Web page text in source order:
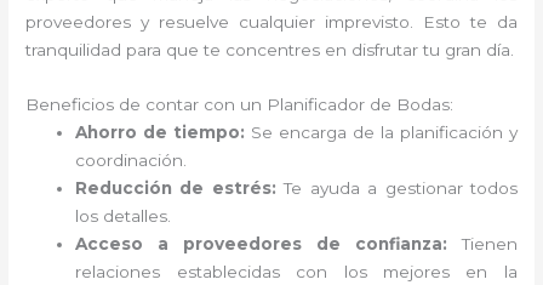
proveedores y resuelve cualquier imprevisto. Esto te da
tranquilidad para que te concentres en disfrutar tu gran día.
Beneficios de contar con un Planificador de Bodas:
Ahorro de tiempo: Se encarga de la planificación y
coordinación.
Reducción de estrés: Te ayuda a gestionar todos
los detalles.
Acceso a proveedores de confianza: Tienen
relaciones establecidas con los mejores en la